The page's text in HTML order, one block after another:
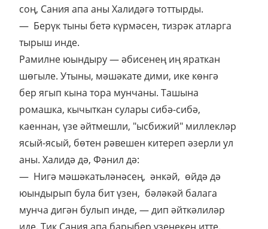
соң, Сания апа аны Халидәгә тоттырды.
— Берүк тыны бетә күрмәсен, тизрәк атларга
тырыш инде.
Рамилне юындыру — әбисенең иң яраткан
шөгыле. Утыны, мәшәкате дими, ике көнгә
бер ягып кына тора мунчаны. Ташына
ромашка, кычыткан сулары сибә-сибә,
каеннан, үзе әйтмешли, "ысбижий" миллекләр
ясый-ясый, бөтен рәвешен китереп әзерли ул
аны. Халидә дә, Фәнил дә:
— Нигә мәшәкатьләнәсең, әнкәй, өйдә дә
юындырып була бит үзен, бәләкәй балага
мунча дигән булып инде, — дип әйткәлиләр